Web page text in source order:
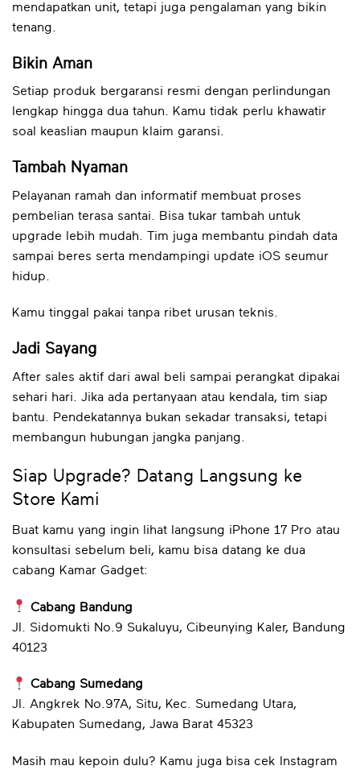
mendapatkan unit, tetapi juga pengalaman yang bikin
tenang.
Bikin Aman
Setiap produk bergaransi resmi dengan perlindungan
lengkap hingga dua tahun. Kamu tidak perlu khawatir
soal keaslian maupun klaim garansi.
Tambah Nyaman
Pelayanan ramah dan informatif membuat proses
pembelian terasa santai. Bisa tukar tambah untuk
upgrade lebih mudah. Tim juga membantu pindah data
sampai beres serta mendampingi update iOS seumur
hidup.
Kamu tinggal pakai tanpa ribet urusan teknis.
Jadi Sayang
After sales aktif dari awal beli sampai perangkat dipakai
sehari hari. Jika ada pertanyaan atau kendala, tim siap
bantu. Pendekatannya bukan sekadar transaksi, tetapi
membangun hubungan jangka panjang.
Siap Upgrade? Datang Langsung ke
Store Kami
Buat kamu yang ingin lihat langsung iPhone 17 Pro atau
konsultasi sebelum beli, kamu bisa datang ke dua
cabang Kamar Gadget:
Cabang Bandung
Jl. Sidomukti No.9 Sukaluyu, Cibeunying Kaler, Bandung
40123
Cabang Sumedang
Jl. Angkrek No.97A, Situ, Kec. Sumedang Utara,
Kabupaten Sumedang, Jawa Barat 45323
Masih mau kepoin dulu? Kamu juga bisa cek Instagram